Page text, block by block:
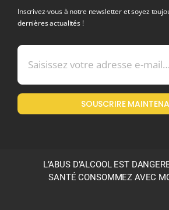
Mentions légales
Politique en matière de remboursements
Inscrivez-vous à notre newsletter et soyez
dernières actualités !
SOUSCRIRE
L’ABUS D’ALCOOL EST
SANTÉ CONSOMMEZ AVEC